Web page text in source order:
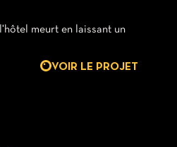
meurt en laissant un
VOIR LE PROJET